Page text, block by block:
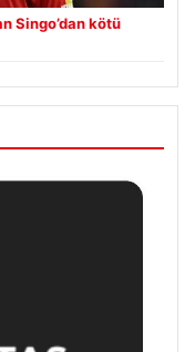
Singo’dan kötü